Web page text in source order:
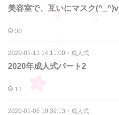
美容室で、互いにマスク(^_^)v
30
2020-01-13 14:11:00 ・ 成人式
2020年成人式パート2
11
2020-01-06 10:39:13 ・ 成人式